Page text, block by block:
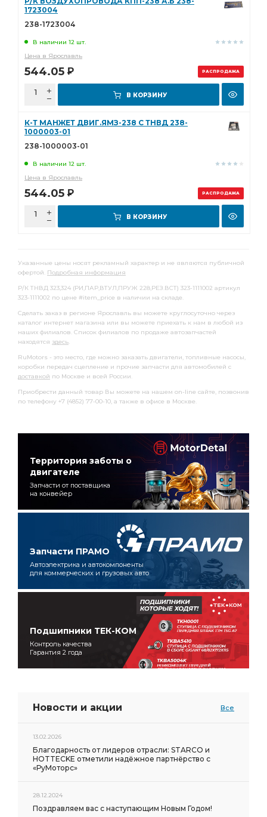
РАСПРОДАЖА
1723004
238-1723004
В наличии 12 шт.
Цена в Ярославль
544.05 Р
В КОРЗИНУ
РАСПРОДАЖА
К-Т МАНЖЕТ ДВИГ.ЯМЗ-238 С ТНВД 238-
1000003-01
238-1000003-01
В наличии 12 шт.
Цена в Ярославль
544.05 Р
В КОРЗИНУ
Указанные цены носят рекламный характер и не являются публичной
офертой. Подробная информация
Р/К ТНВД 323,324 (РИ,ПАР,ВТУЛ,ПРУЖ 228,РЕЗ.ВСТ) 323-1111002 артикул
323-1111002 по цене #item_price в наличии на складе.
Сделать заказ в регионе Ярославль вы можете круглосуточно через
каталог интернет магазина или вы можете приехать к нам в любой из
наших филиалов. Список филиалов по продаже автозапчастей
находятся здесь.
RuMotors - это место, где можно заказать двигатели, топливные насосы,
коробки передач сцепление и прочие запчасти для автомобилей с
доставкой по Москве и всей России.
Приобрести данный товар Вы можете на нашем on-line сайте, позвонив
по телефону +7 (4852) 77-00-10, а также в офисе в Москве.
Территория заботы о
двигателе
Запчасти от поставщика
на конвейер
Запчасти ПРАМО
Автоэлектрика и автокомпоненты
для коммерческих и грузовых авто
Подшипники ТЕК-КОМ
Контроль качества
Гарантия 2 года
Новости и акции Все
13.02.2026
Благодарность от лидеров отрасли: STARCO и
HOTTECKE отметили надёжное партнёрство с
«РуМоторс»
28.12.2024
Поздравляем вас с наступающим Новым Годом!